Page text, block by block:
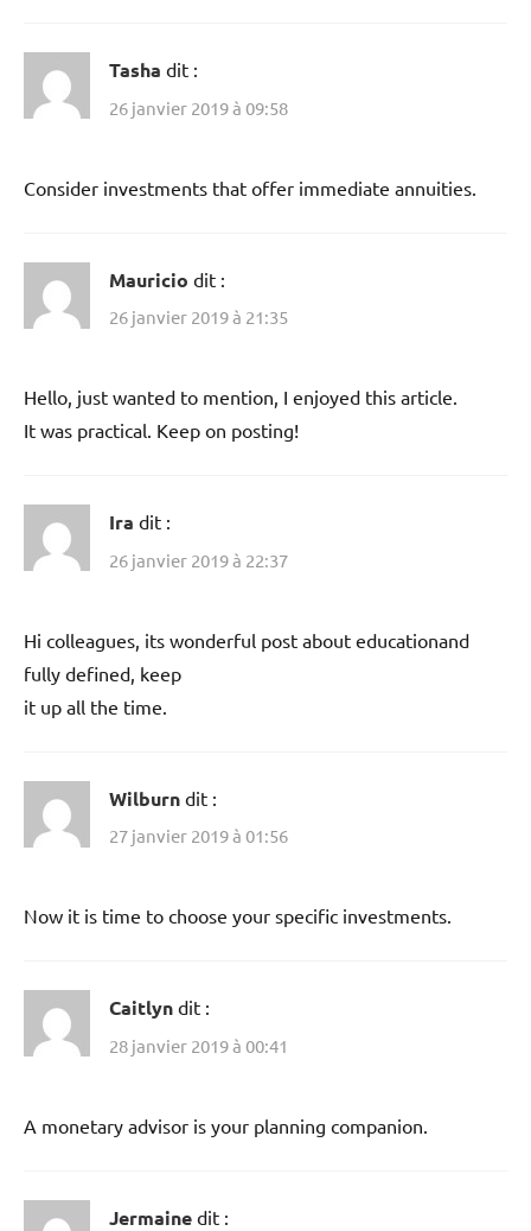
Tasha dit :
26 janvier 2019 à 09:58
Consider investments that offer immediate annuities.
Mauricio dit :
26 janvier 2019 à 21:35
Hello, just wanted to mention, I enjoyed this article.
It was practical. Keep on posting!
Ira dit :
26 janvier 2019 à 22:37
Hi colleagues, its wonderful post about educationand
fully defined, keep
it up all the time.
Wilburn dit :
27 janvier 2019 à 01:56
Now it is time to choose your specific investments.
Caitlyn dit :
28 janvier 2019 à 00:41
A monetary advisor is your planning companion.
Jermaine dit :